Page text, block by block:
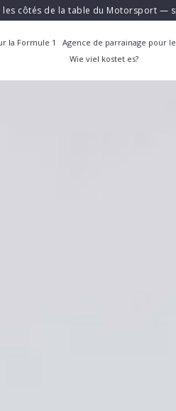
les côtés de la table du Motorsport —
la Formule 1 Agence de parrainage pour
Wie viel kostet es?